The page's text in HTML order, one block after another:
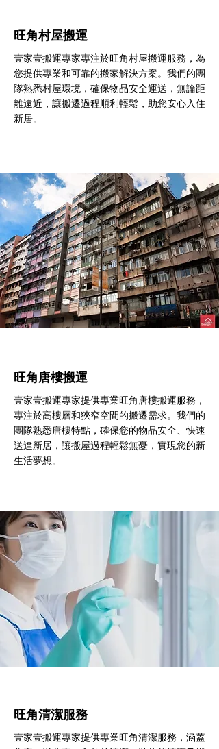
旺角村屋搬運
壹家壹搬運專家專注於旺角村屋搬運服務，為
您提供專業和可靠的搬家解決方案。我們的團
隊熟悉村屋環境，確保物品安全運送，無論距
離遠近，讓搬遷過程順利輕鬆，助您安心入住
新居。
旺角​唐樓搬運
壹家壹搬運專家提供專業旺角唐樓搬運服務，
專注於高樓層和狹窄空間的搬遷需求。我們的
團隊熟悉唐樓特點，確保您的物品安全、快速
送達新居，讓搬屋過程輕鬆無憂，實現您的新
生活夢想。
旺角清潔服務
壹家壹搬運專家提供專業旺角清潔服務，涵蓋